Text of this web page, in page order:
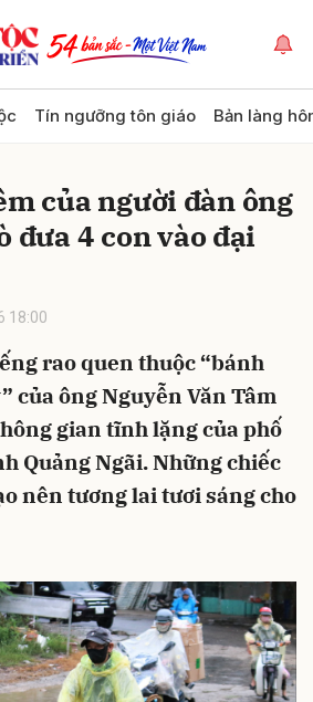
Tín ngưỡng tôn giáo Bản làng
của người đàn ông
đưa 4 con vào đại
18:00
rao quen thuộc “bánh
của ông Nguyễn Văn Tâm
gian tĩnh lặng của phố
Quảng Ngãi. Những chiếc
nên tương lai tươi sáng cho